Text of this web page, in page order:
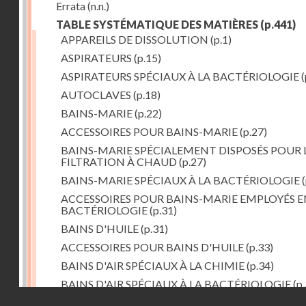
Errata(n.n.)
TABLE SYSTÉMATIQUE DES MATIÈRES (p.441)
APPAREILS DE DISSOLUTION (p.1)
ASPIRATEURS (p.15)
ASPIRATEURS SPÉCIAUX À LA BACTÉRIOLOGIE
AUTOCLAVES (p.18)
BAINS-MARIE(p.22)
ACCESSOIRES POUR BAINS-MARIE(p.27)
BAINS-MARIE SPÉCIALEMENT DISPOSÉS POUR
FILTRATION À CHAUD (p.27)
BAINS-MARIE SPÉCIAUX À LA BACTÉRIOLOGIE
ACCESSOIRES POUR BAINS-MARIE EMPLOYÉS
BACTÉRIOLOGIE(p.31)
BAINS D'HUILE(p.31)
ACCESSOIRES POUR BAINS D'HUILE(p.33)
BAINS D'AIR SPÉCIAUX À LA CHIMIE(p.34)
BAINS D'AIR SPÉCIAUX À LA BACTÉRIOLOGIE